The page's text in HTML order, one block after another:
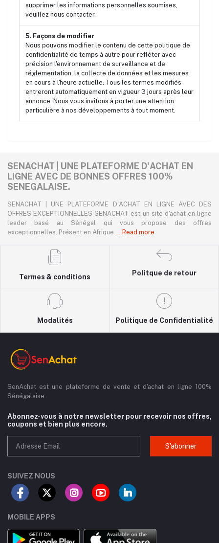
supprimer les informations personnelles soumises,
veuillez nous contacter.
5. Façons de modifier
Nous pouvons modifier le contenu de cette politique de
confidentialité de temps à autre pour refléter avec
précision l'environnement de surveillance et de
réglementation, la collecte de données et les mesures
en cours à l'heure actuelle. Tous les termes modifiés
entreront automatiquement en vigueur 3 jours après leur
annonce. Nous vous invitons à porter une attention
particulière à nos développements à tout moment.
SENACHAT | UNE PLATEFORME D'ACHAT EN
LIGNE AVEC DE BONNES OFFRES 100%
SENEGALAISE.
SENACHAT | UNE PLATEFORME D'ACHAT EN LIGNE AVEC DES
OFFRES EXCEPTIONNELLES SENACHAT est un site d'achat en ligne
leader basé au Sénégal qui vous propose des offres
exceptionnelles. Présent en Afrique ... Read more
Termes & conditions
Politque de retour
Modalités Politique de Confidentialité
SenAchat est une plateforme de vente et d'achat en ligne 100%
Sénégalaise.
Abonnez-vous à notre newsletter pour recevoir nos offres,
coupons et bien plus encore.
S'abonner
SUIVEZ NOUS
MOBILE APPS